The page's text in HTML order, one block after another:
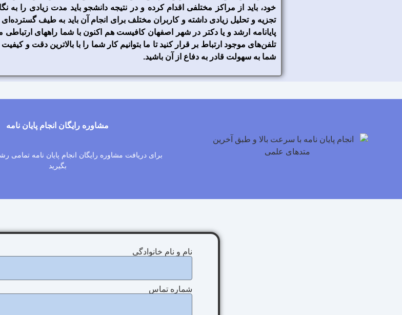
خود، باید از مراکز مختلفی اقدام کرده و در نتیجه دانشجو باید مدت زیادی را
تجزیه و تحلیل زیادی داشته و کاربران مختلف برای انجام آن باید به طیف گسترده‌ای
پایانامه ارشد و یا دکتر در شهر اصفهان کافیست هم اکنون با شما راههای ارتباطی
تلفن‌های موجود ارتباط بر قرار کنید تا ما بتوانیم کار شما را با بالاترین دقت و
شما به سهولت قادر به دفاع از آن باشید.
مشاوره رایگان انجام پایان نامه
برای دریافت مشاوره رایگان انجام پایان نامه تمامی
بگیرید
نام و نام خانوادگی
شماره تماس